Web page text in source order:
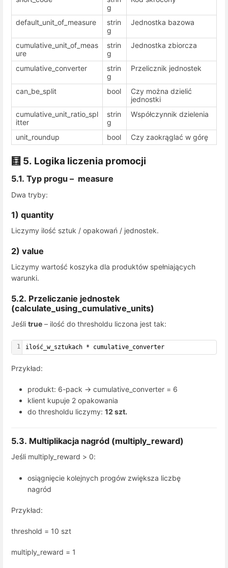
g
default_unit_of_measure
strin
g
Jednostka bazowa
cumulative_unit_of_meas
ure
strin
g
Jednostka zbiorcza
cumulative_converter
strin
g
Przelicznik jednostek
can_be_split bool
Czy można dzielić
jednostki
cumulative_unit_ratio_spl
itter
strin
g
Współczynnik dzielenia
unit_roundup bool Czy zaokrąglać w górę
🧮 5. Logika liczenia promocji
5.1. Typ progu – measure
Dwa tryby:
1) quantity
Liczymy ilość sztuk / opakowań / jednostek.
2) value
Liczymy wartość koszyka dla produktów spełniających
warunki.
5.2. Przeliczanie jednostek
(calculate_using_cumulative_units)
Jeśli true – ilość do thresholdu liczona jest tak:
1 ilość_w_sztukach * cumulative_converter
Przykład:
produkt: 6-pack → cumulative_converter = 6
klient kupuje 2 opakowania
do thresholdu liczymy: 12 szt.
5.3. Multiplikacja nagród (multiply_reward)
Jeśli multiply_reward > 0:
osiągnięcie kolejnych progów zwiększa liczbę
nagród
Przykład:
threshold = 10 szt
multiply_reward = 1